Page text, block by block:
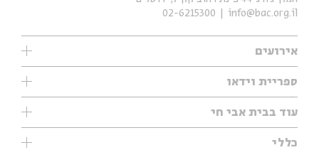
אירועים
עיון
אנגלית
נוער
ספריית וידאו
ילדים
מוזיקה
עיון
עוד בבית אבי חי
תערוכות
כללי
info@bac.org.il
02-6215300